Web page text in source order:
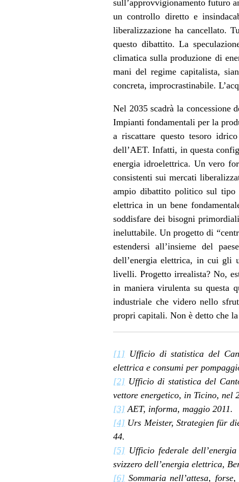
sull’approvvigionamento futuro
un controllo diretto e
liberalizzazione ha cancellato.
questo dibattito. La
climatica sulla produzione di
mani del regime capitalista,
concreta, improcrastinabile.
Nel 2035 scadrà la
Impianti fondamentali per la
a riscattare questo tesoro
dell’AET. Infatti, in questa
energia idroelettrica. Un vero
consistenti sui mercati
ampio dibattito politico sul tipo
elettrica in un bene
soddisfare dei bisogni
ineluttabile. Un progetto di
estendersi all’insieme del
dell’energia elettrica, in cui
livelli. Progetto irrealista? No,
in maniera virulenta su questa
industriale che videro nello
propri capitali. Non è detto che
[1] Ufficio di statistica del
elettrica e consumi per
[2] Ufficio di statistica del
vettore energetico, in Ticino, nel
[3] AET, informa, maggio 2011.
[4] Urs Meister, Strategien für
44.
[5] Ufficio federale
svizzero dell’energia elettrica,
[6] Sommaria nell’attesa,